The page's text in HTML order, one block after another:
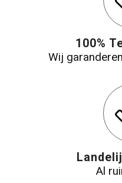
100%
Wij
Al